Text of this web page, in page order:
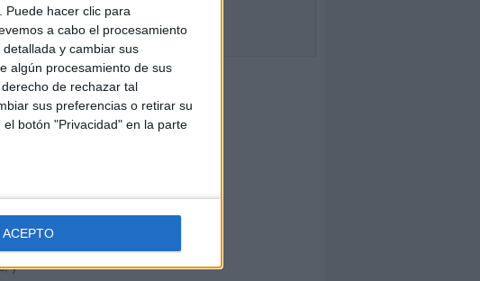
Puede hacer clic para
a cabo el procesamiento
y cambiar sus
algún procesamiento de sus
de rechazar tal
sus preferencias o retirar su
botón "Privacidad" en la parte
ACEPTO
y